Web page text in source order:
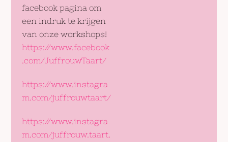
facebook pagina om
een indruk te krijgen
van onze workshops!
https://www.facebook
.com/JuffrouwTaart/
https://www.instagra
m.com/juffrouwtaart/
https://www.instagra
m.com/juffrouw.taart.